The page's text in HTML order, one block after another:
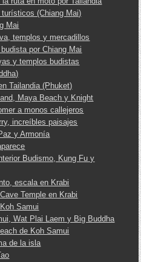
(Chiang Mai)
Mai
templos y mercadillos
por Chiang Mai
y templos budistas
Tailandia (Phuket)
Maya Beach y Knight
a monos callejeros
increíbles paisajes
y Armonía
Budismo, Kung Fu y
escala en Krabi
Temple en Krabi
Samui
Wat Plai Laem y Big Buddha
de Koh Samui
de la isla